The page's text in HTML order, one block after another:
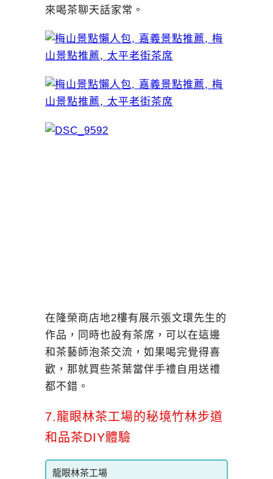
來喝茶聊天話家常。
在隆榮商店地2樓有展示張文環先生的
作品，同時也設有茶席，可以在這邊
和茶藝師泡茶交流，如果喝完覺得喜
歡，那就買些茶葉當伴手禮自用送禮
都不錯。
7.龍眼林茶工場的秘境竹林步道
和品茶DIY體驗
龍眼林茶工場